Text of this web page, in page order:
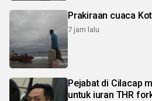
Prakiraan cuaca
7 jam lalu
Pejabat di Cilacap
untuk iuran THR